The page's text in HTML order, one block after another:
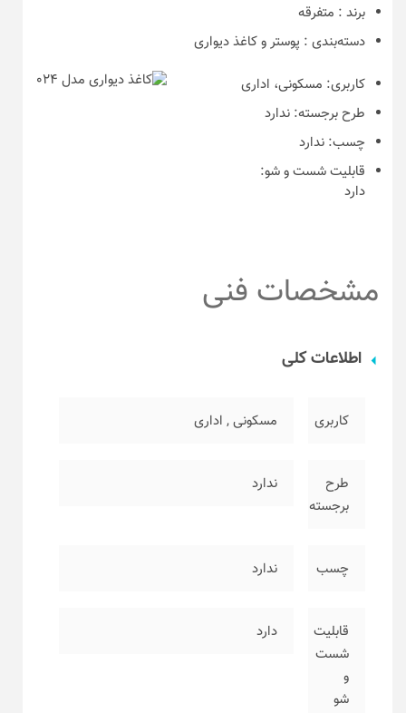
برند : متفرقه
دسته‌بندی : پوستر و کاغذ دیواری
کاربری: مسکونی، اداری
طرح برجسته: ندارد
چسب: ندارد
قابلیت شست و شو:
دارد
مشخصات فنی
اطلاعات کلی
کاربری مسکونی, اداری
طرح
برجسته
ندارد
چسب ندارد
قابلیت
شست
و
شو
دارد